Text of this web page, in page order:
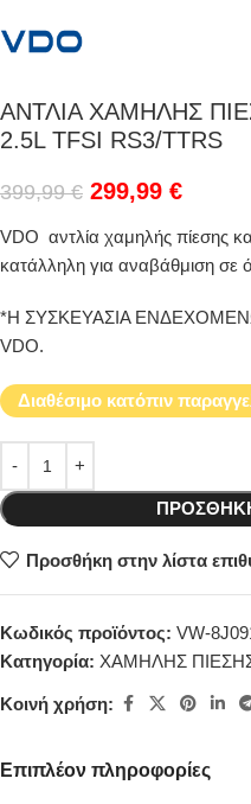
ΑΝΤΛΙΑ ΧΑΜΗΛΗΣ
2.5L TFSI RS3/TTRS
399,99€ 299,99 €
VDO αντλία χαμηλής πίεσης
κατάλληλη για αναβάθμιση σε
*Η ΣΥΣΚΕΥΑΣΙΑ
VDO.
Διαθέσιμο κατόπιν
Προσθήκη στην λίστα
Κωδικός προϊόντος: VW-
Κατηγορία: ΧΑΜΗΛΗΣ
Κοινή χρήση:
Επιπλέον πληροφορίες